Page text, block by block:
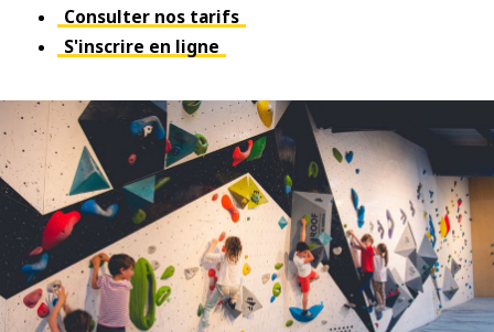
Consulter nos tarifs
S'inscrire en ligne